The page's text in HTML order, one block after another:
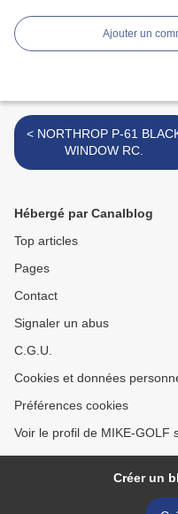
Ajouter un
< NORTHROP P-61 BLACK
WINDOW RC.
Hébergé par Canalblog
Top articles
Pages
Contact
Signaler un abus
C.G.U.
Cookies et données
Préférences cookies
Voir le profil de MIKE-GOLF
Créer un